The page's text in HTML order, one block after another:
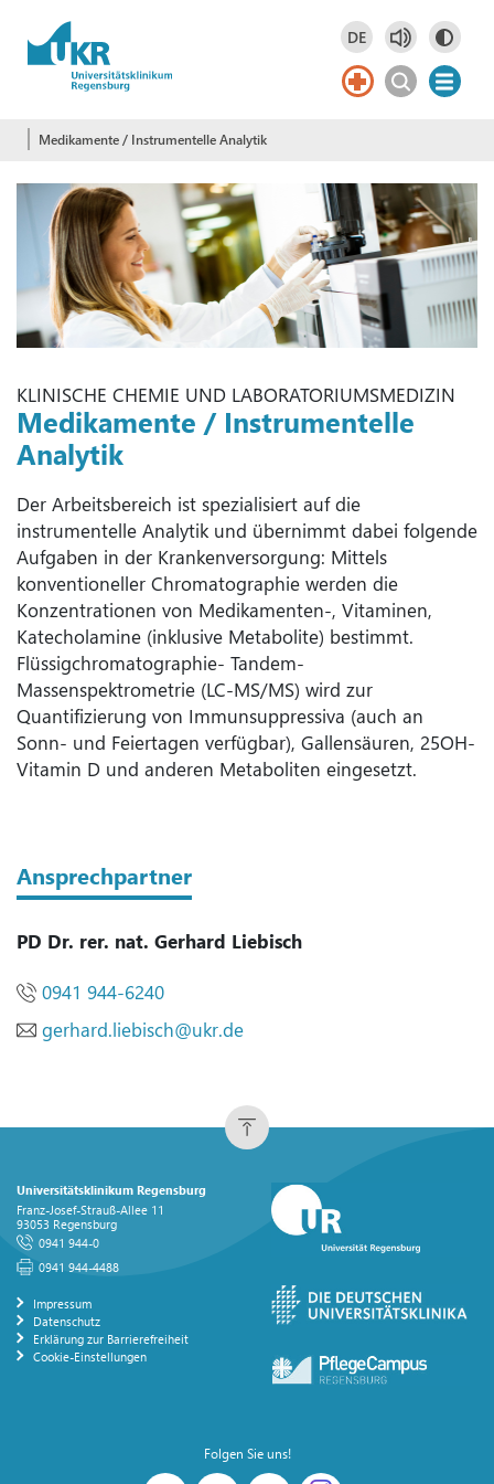
Springe zum Hauptinhalt DE
Deutsch
DE
Medikamente / Instrumentelle Analytik
KLINISCHE CHEMIE UND LABORATORIUMSMEDIZIN
Medikamente / Instrumentelle
Analytik
Der Arbeitsbereich ist spezialisiert auf die
instrumentelle Analytik und übernimmt dabei folgende
Aufgaben in der Krankenversorgung: Mittels
konventioneller Chromatographie werden die
Konzentrationen von Medikamenten-, Vitaminen,
Katecholamine (inklusive Metabolite) bestimmt.
Flüssigchromatographie- Tandem-
Massenspektrometrie (LC-MS/MS) wird zur
Quantifizierung von Immunsuppressiva (auch an
Sonn- und Feiertagen verfügbar), Gallensäuren, 25OH-
Vitamin D und anderen Metaboliten eingesetzt.
Ansprechpartner
PD Dr. rer. nat. Gerhard Liebisch
0941 944-6240
gerhard.liebisch@ukr.de
Universitätsklinikum Regensburg
Franz-Josef-Strauß-Allee 11
93053 Regensburg
0941 944-0
0941 944-4488
Impressum
Datenschutz
Erklärung zur Barrierefreiheit
Cookie-Einstellungen
Folgen Sie uns!